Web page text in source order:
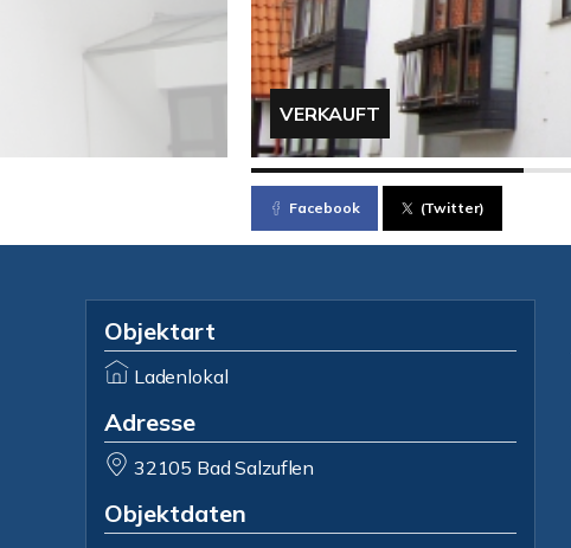
VERKAUFT
Facebook (Twitter)
Objektart
Ladenlokal
Adresse
32105 Bad Salzuflen
Objektdaten